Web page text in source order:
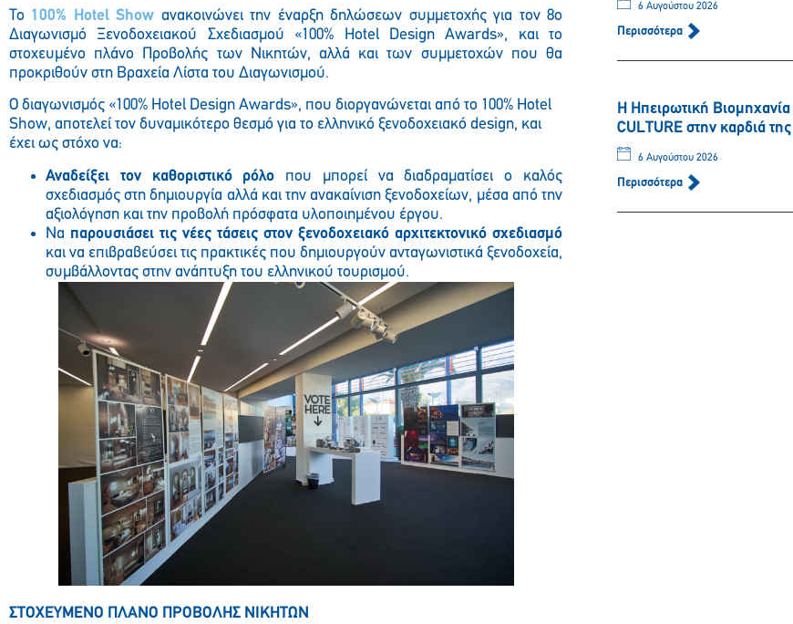
Το 100% Hotel Show ανακοινώνει την έναρξη δηλώσεων συμμετοχής για τον 8ο
Διαγωνισμό Ξενοδοχειακού Σχεδιασμού «100% Hotel Design Awards», και το
στοχευμένο πλάνο Προβολής των Νικητών, αλλά και των συμμετοχών που θα
προκριθούν στη Βραχεία Λίστα του Διαγωνισμού.
Ο διαγωνισμός «100% Hotel Design Awards», που διοργανώνεται από το 100% Hotel
Show, αποτελεί τον δυναμικότερο θεσμό για το ελληνικό ξενοδοχειακό design, και
έχει ως στόχο να:
Αναδείξει τον καθοριστικό ρόλο που μπορεί να διαδραματίσει ο καλός
σχεδιασμός στη δημιουργία αλλά και την ανακαίνιση ξενοδοχείων, μέσα από την
αξιολόγηση και την προβολή πρόσφατα υλοποιημένου έργου.
Να παρουσιάσει τις νέες τάσεις στον ξενοδοχειακό αρχιτεκτονικό σχεδιασμό
και να επιβραβεύσει τις πρακτικές που δημιουργούν ανταγωνιστικά ξενοδοχεία,
συμβάλλοντας στην ανάπτυξη του ελληνικού τουρισμού.
ΣΤΟΧΕΥΜΕΝΟ ΠΛΑΝΟ ΠΡΟΒΟΛΗΣ ΝΙΚΗΤΩΝ
6 Αυγούστου 2026
Περισσότερα
Η Ηπειρωτική
CULTURE στην καρδιά
6 Αυγούστου 2026
Περισσότερα